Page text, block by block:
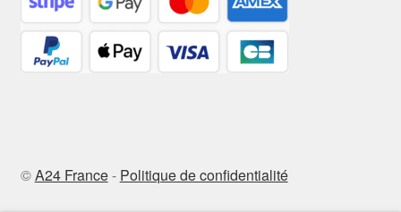
©A24 France- Politique de confidentialité